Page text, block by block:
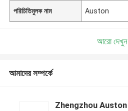
পরিচিতিমুলক নাম Auston
আরো দেখুন
আমাদের সম্পর্কে
Zhengzhou Auston